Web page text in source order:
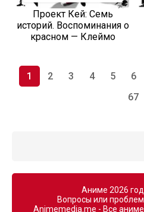
Проект Кей: Семь
историй. Воспоминания о
красном — Клеймо
1 2 3 4 5 6
67
Аниме 2026
Вопросы или
Animemedia.me - Все